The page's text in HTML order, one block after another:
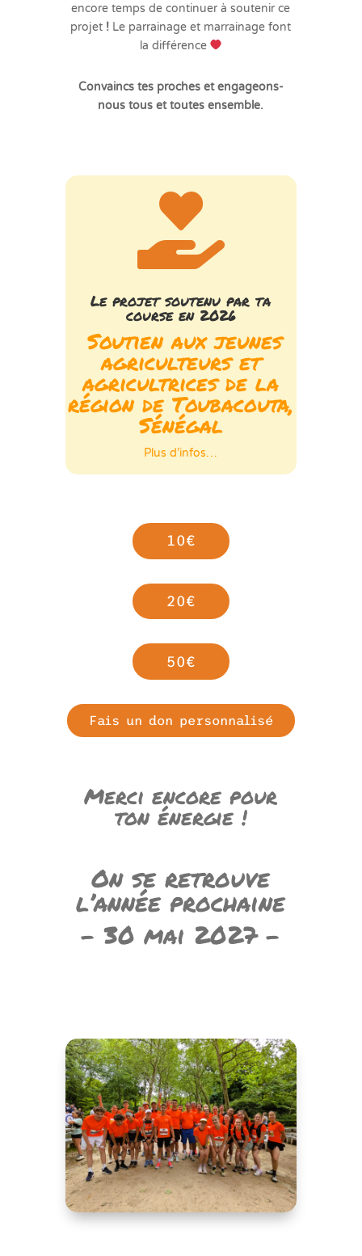
encore temps de continuer à soutenir ce
projet ! Le parrainage et marrainage font
la différence
Convaincs tes proches et engageons-
nous tous et toutes ensemble.

Le projet soutenu par ta
course en 2026
Soutien aux jeunes
agriculteurs et
agricultrices de la
région de Toubacouta,
Sénégal
Plus d’infos…
10€
20€
50€
Fais un don personnalisé
Merci encore pour
ton énergie !
On se retrouve
l’année prochaine
– 30 mai 2027 –